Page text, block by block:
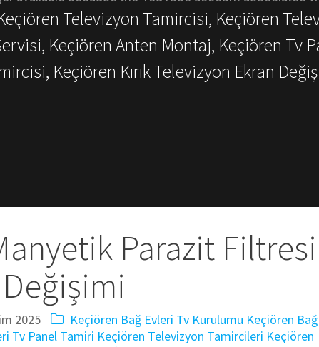
Televizyon Tamircisi, Keçiören
Keçiören Anten Montaj, Keçiören Tv
Keçiören Kırık Televizyon Ekran
Parazit Filtresi
Değişimi
2025 Keçiören Bağ Evleri Tv Kurulumu Keçiören Bağ
Tv Panel Tamiri Keçiören Televizyon Tamircileri Keçiören